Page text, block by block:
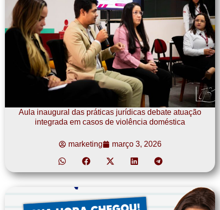
Aula inaugural das práticas jurídicas debate atuação
integrada em casos de violência doméstica
marketing março 3, 2026